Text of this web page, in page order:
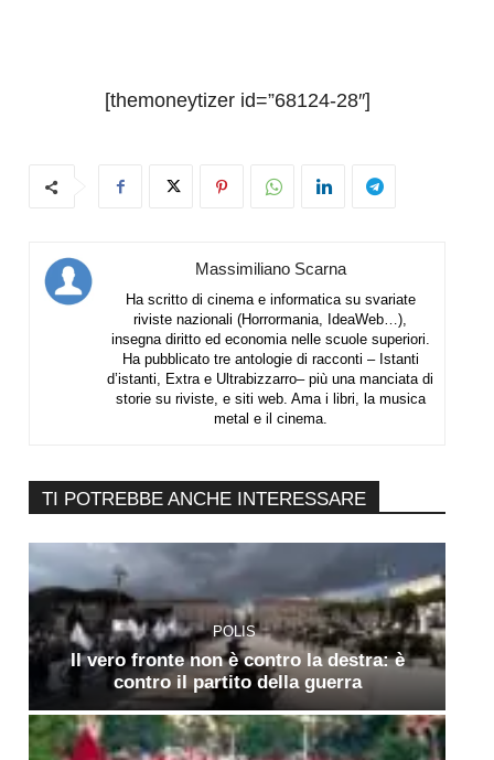
[themoneytizer id=”68124-28″]
Massimiliano Scarna
Ha scritto di cinema e informatica su svariate
riviste nazionali (Horrormania, IdeaWeb…),
insegna diritto ed economia nelle scuole superiori.
Ha pubblicato tre antologie di racconti – Istanti
d’istanti, Extra e Ultrabizzarro– più una manciata di
storie su riviste, e siti web. Ama i libri, la musica
metal e il cinema.
TI POTREBBE ANCHE INTERESSARE
POLIS
Il vero fronte non è contro la destra: è
contro il partito della guerra